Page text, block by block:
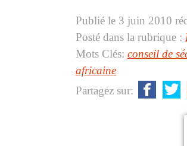
Publié le 3 juin 2010
Posté dans la rubrique :
Mots Clés: conseil de
africaine
Partagez sur: